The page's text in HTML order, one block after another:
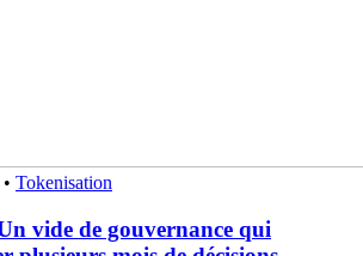
• Tokenisation
vide de gouvernance qui